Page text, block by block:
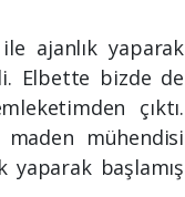
ajanlık yaparak
Elbette bizde de
çıktı.
mühendisi
yaparak başlamış